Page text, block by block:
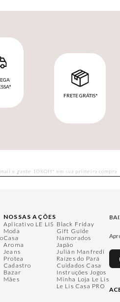
FRETE GRÁTIS*
NOSSAS AÇÕES
Aplicativo LE LIS
Moda
Casa
Aroma
Jeans
Protea
Cadastro
Bazar
Mães
Black Friday
Gift Guide
Namorados
Japão
Julián Manfredi
Raízes do Pará
Cuidados Casa
Instruções Jogos
Minha Loja Le Lis
Le Lis Casa PRO